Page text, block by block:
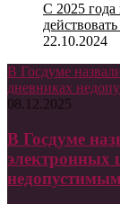
С 2025 года
22.10.2024
В Госдуме
дневниках
08.12.2025
В Госдуме
электронных